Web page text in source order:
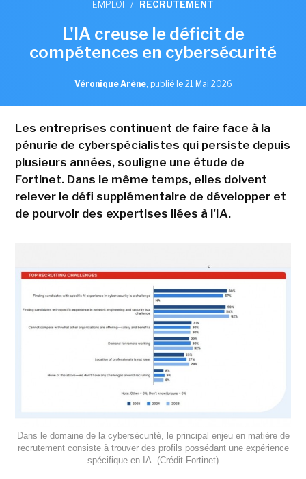
EMPLOI / RECRUTEMENT
L'IA creuse le déficit de
compétences en cybersécurité
Véronique Arène, publié le 21 Mai 2026
Les entreprises continuent de faire face à la
pénurie de cyberspécialistes qui persiste depuis
plusieurs années, souligne une étude de
Fortinet. Dans le même temps, elles doivent
relever le défi supplémentaire de développer et
de pourvoir des expertises liées à l'IA.
Dans le domaine de la cybersécurité, le principal enjeu en matière de
recrutement consiste à trouver des profils possédant une expérience
spécifique en IA. (Crédit Fortinet)